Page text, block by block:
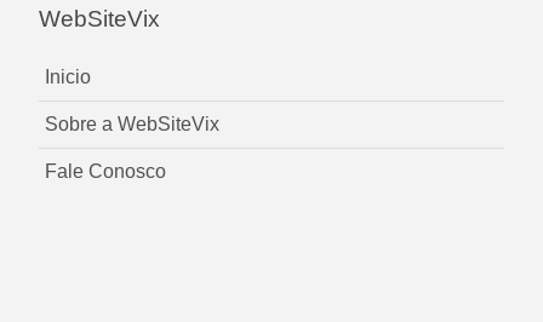
WebSiteVix
Inicio
Sobre a WebSiteVix
Fale Conosco